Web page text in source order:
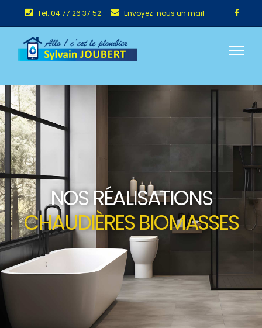
Tél: 04 77 26 37 52 Envoyez-nous un mail
NOS RÉALISATIONS
CHAUDIÈRES BIOMASSES